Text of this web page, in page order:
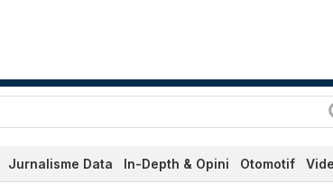
Jurnalisme Data In-Depth & Opini Otomotif